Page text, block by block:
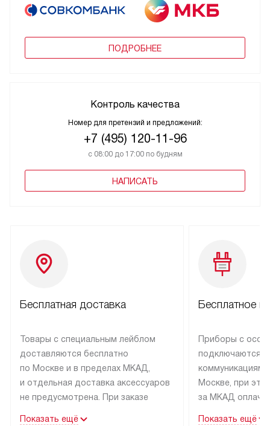
ПОДРОБНЕЕ
Контроль качества
Номер для претензий и предложений:
+7 (495) 120-11-96
с 08:00 до 17:00 по будням
НАПИСАТЬ
Бесплатная доставка
Товары с специальным лейблом
доставляются бесплатно
по Москве и в пределах МКАД,
и отдельная доставка аксессуаров
не предусмотрена. При заказе
Показать ещё
Бесплатное
Приборы с
подключаются к
коммуникациям
Москве, при
за МКАД
Показать ещё